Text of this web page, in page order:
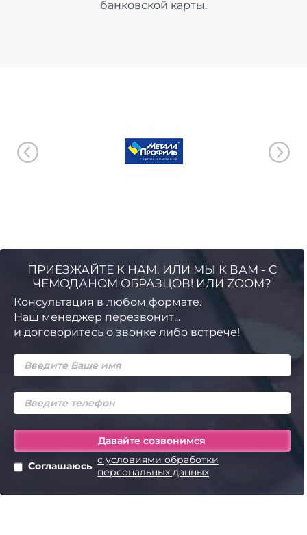
банковской карты.
ПРИЕЗЖАЙТЕ К НАМ. ИЛИ МЫ К ВАМ - С
ЧЕМОДАНОМ ОБРАЗЦОВ! ИЛИ ZOOM?
Консультация в любом формате.
Наш менеджер перезвонит...
и договоритесь о звонке либо встрече!
Соглашаюсь с условиями обработки
персональных данных